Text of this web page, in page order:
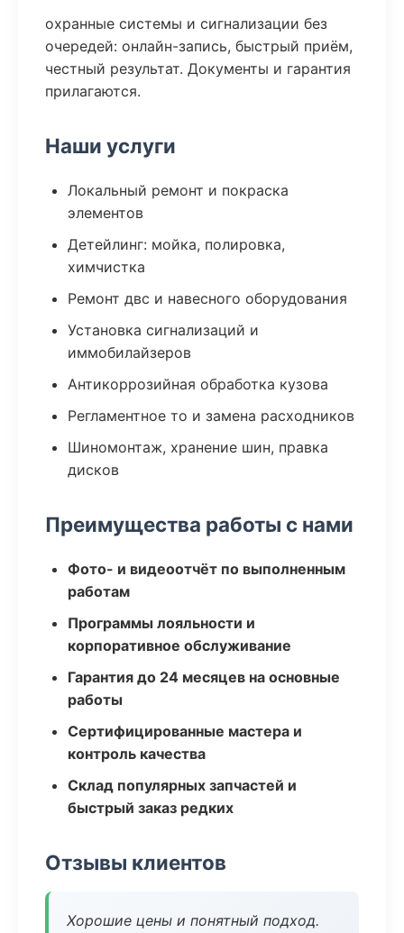
охранные системы и сигнализации без
очередей: онлайн-запись, быстрый приём,
честный результат. Документы и гарантия
прилагаются.
Наши услуги
Локальный ремонт и покраска
элементов
Детейлинг: мойка, полировка,
химчистка
Ремонт двс и навесного оборудования
Установка сигнализаций и
иммобилайзеров
Антикоррозийная обработка кузова
Регламентное то и замена расходников
Шиномонтаж, хранение шин, правка
дисков
Преимущества работы с нами
Фото- и видеоотчёт по выполненным
работам
Программы лояльности и
корпоративное обслуживание
Гарантия до 24 месяцев на основные
работы
Сертифицированные мастера и
контроль качества
Склад популярных запчастей и
быстрый заказ редких
Отзывы клиентов
Хорошие цены и понятный подход.